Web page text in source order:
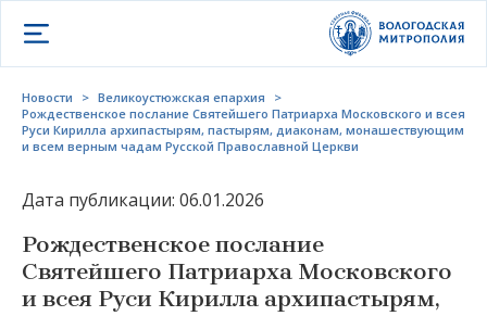
Открыть меню
Новости > Великоустюжская епархия
>
Рождественское послание Святейшего Патриарха Московского и всея
Руси Кирилла архипастырям, пастырям, диаконам, монашествующим
и всем верным чадам Русской Православной Церкви
Дата публикации: 06.01.2026
Рождественское послание
Святейшего Патриарха Московского
и всея Руси Кирилла архипастырям,